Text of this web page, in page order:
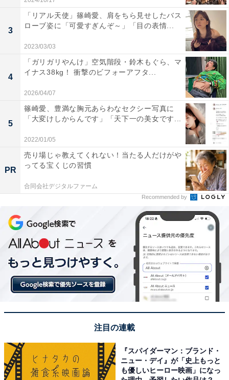
3
「リアル天使」篠崎愛、肩をちら見せしたバス
ローブ姿に「可愛すぎんぞ～」「目の表情...
2023/03/03
4
「ガリガリやんけ」空気階段・鈴木もぐら、マ
イナス38kg！ 衝撃のビフォーアフタ...
2026/04/07
5
篠崎愛、豊満な胸元あらわなセクシー写真に
「大変けしからんです」「天下一の美女です...
2022/01/05
PR
売り場じゃ教えてくれない！当たる人だけがや
ってる宝くじの習慣
合同会社デジタルファーム
Recommended by
注目の連載
『スパイダーマン：ブランド・
ニュー・デイ』が「史上もっと
も優しいヒーロー映画」になっ